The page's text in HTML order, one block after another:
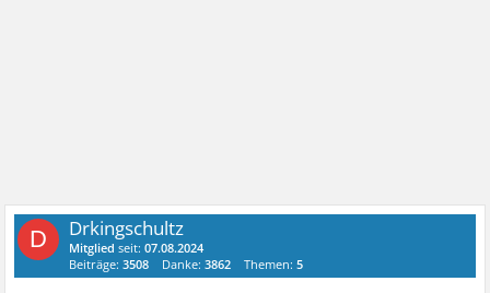
D Drkingschultz
Mitglied seit:07.08.2024
Beiträge:3508 Danke:3862 Themen:5